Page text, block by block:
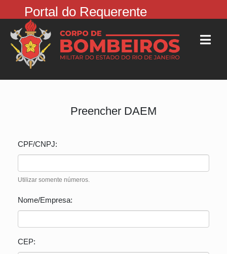
Portal do Requerente
Preencher DAEM
CPF/CNPJ:
Utilizar somente números.
Nome/Empresa:
CEP: